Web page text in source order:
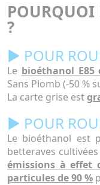
POURQUOI
?
► POUR
Le bioéthanol
Sans Plomb (-50 %
La carte grise est
► POUR
Le bioéthanol est
betteraves
émissions à effet
particules de 90 %